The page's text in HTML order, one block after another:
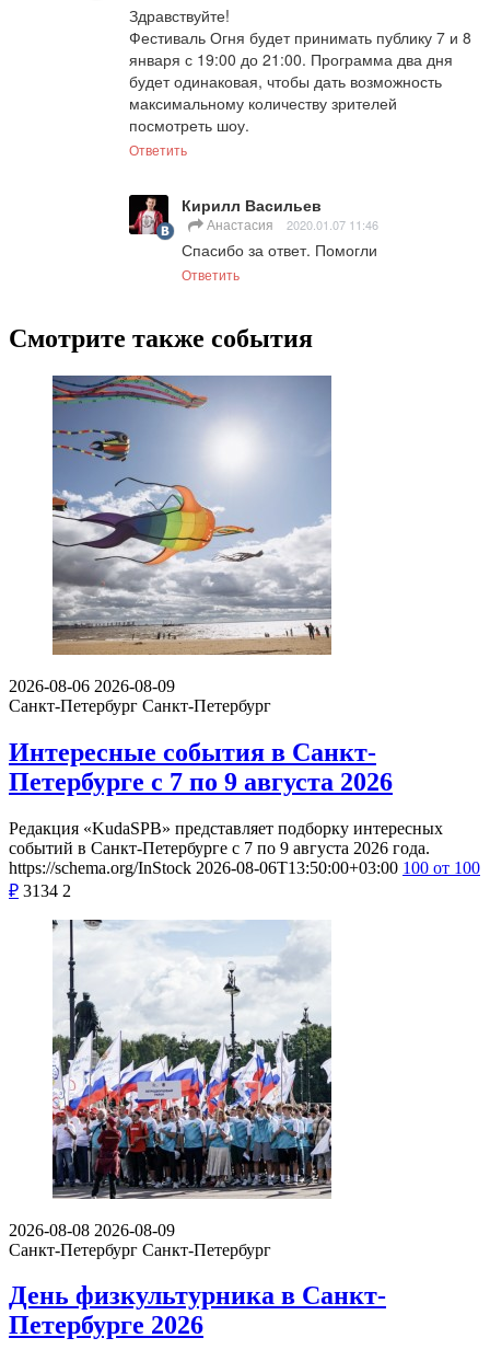
Здравствуйте!
Фестиваль Огня будет принимать публику 7 и 8
января с 19:00 до 21:00. Программа два дня
будет одинаковая, чтобы дать возможность
максимальному количеству зрителей
посмотреть шоу.
Ответить
Кирилл Васильев
Анастасия 2020.01.07 11:46
Спасибо за ответ. Помогли
Ответить
Смотрите также события
2026-08-06 2026-08-09
Санкт-Петербург Санкт-Петербург
Интересные события в Санкт-
Петербурге с 7 по 9 августа 2026
Редакция «KudaSPB» представляет подборку интересных
событий в Санкт-Петербурге с 7 по 9 августа 2026 года.
https://schema.org/InStock 2026-08-06T13:50:00+03:00 100 от 100
₽ 3134 2
2026-08-08 2026-08-09
Санкт-Петербург Санкт-Петербург
День физкультурника в Санкт-
Петербурге 2026